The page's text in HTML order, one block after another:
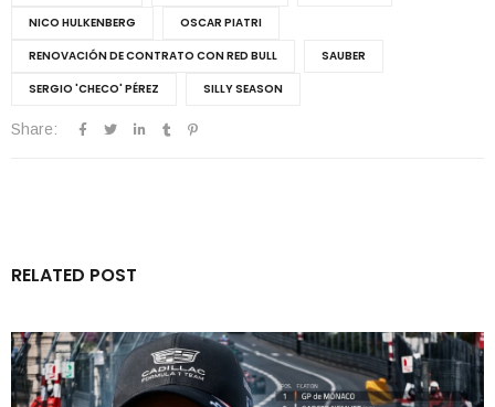
NICO HULKENBERG
OSCAR PIATRI
RENOVACIÓN DE CONTRATO CON RED BULL
SAUBER
SERGIO 'CHECO' PÉREZ
SILLY SEASON
Share:
RELATED POST